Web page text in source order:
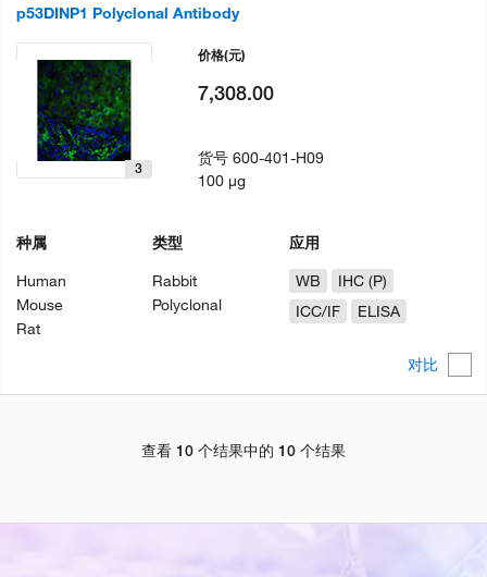
p53DINP1 Polyclonal Antibody
对比
3
种属
Human
Mouse
Rat
类型
Rabbit
Polyclonal
应用
WB
IHC (P)
ICC/IF
ELISA
价格(元)
7,308.00
货号600-401-H09
100 µg
查看 10 个结果中的 10 个结果